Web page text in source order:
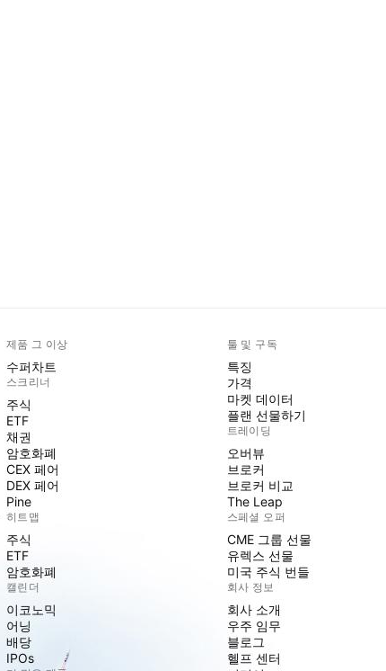
제품 그 이상
수퍼차트
스크리너
주식
ETF
채권
암호화폐
CEX 페어
DEX 페어
Pine
히트맵
주식
ETF
암호화폐
캘린더
이코노믹
어닝
배당
IPOs
툴 및 구독
특징
가격
마켓 데이터
플랜 선물하기
트레이딩
오버뷰
브로커
브로커 비교
The Leap
스페셜 오퍼
CME 그룹 선물
유렉스 선물
미국 주식 번들
회사 정보
회사 소개
우주 임무
블로그
헬프 센터